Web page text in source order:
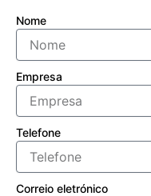
Nome
Empresa
Telefone
Correio eletrónico